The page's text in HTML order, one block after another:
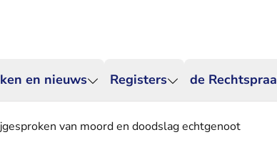
en nieuws Registers de
van moord en doodslag echtgenoot